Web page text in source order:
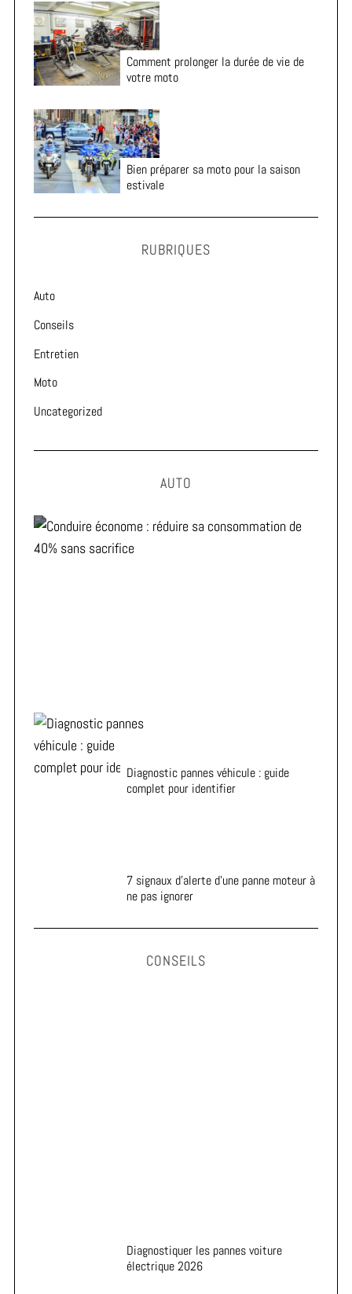
Comment prolonger la durée de vie de
votre moto
Bien préparer sa moto pour la saison
estivale
RUBRIQUES
Auto
Conseils
Entretien
Moto
Uncategorized
AUTO
Diagnostic pannes véhicule : guide
complet pour identifier
7 signaux d’alerte d’une panne moteur à
ne pas ignorer
CONSEILS
Diagnostiquer les pannes voiture
électrique 2026